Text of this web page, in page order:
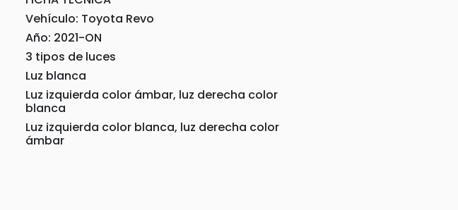
Vehículo: Toyota Revo
Año: 2021-ON
3 tipos de luces
Luz blanca
Luz izquierda color ámbar, luz derecha color
blanca
Luz izquierda color blanca, luz derecha color
ámbar